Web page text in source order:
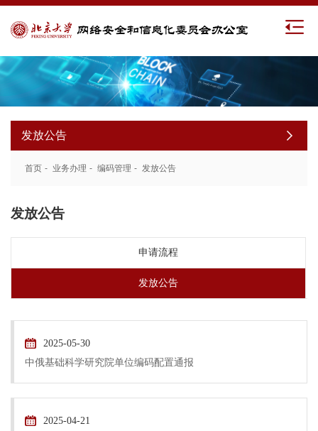
发放公告
首页 - 业务办理 - 编码管理 - 发放公告
发放公告
申请流程
发放公告
2025-05-30
中俄基础科学研究院单位编码配置通报
2025-04-21